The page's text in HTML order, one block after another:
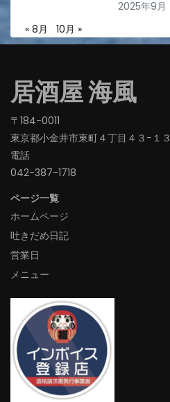
2025年9月
« 8月 10月 »
居酒屋 海風
〒184-0011
東京都小金井市東町４丁目４３−１３
電話
042-387-1718‬
ページ一覧
ホームページ
吐きだめ日記
営業日
メニュー